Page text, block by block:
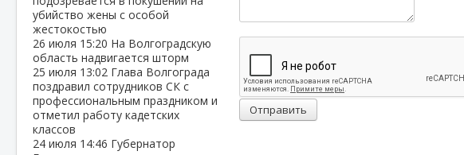
убийство жены с особой
жестокостью
26 июля 15:20 На Волгоградскую
область надвигается шторм
25 июля 13:02 Глава Волгограда
поздравил сотрудников СК с
профессиональным праздником и
отметил работу кадетских
классов
24 июля 14:46 Губернатор
Отправить